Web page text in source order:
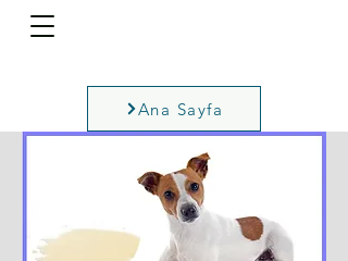
Ana Sayfa